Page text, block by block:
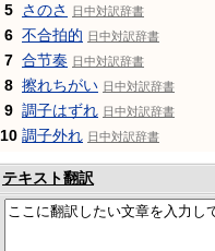
5 さのさ 日中対訳辞書
6 不合拍的 日中対訳辞書
7 合节奏 日中対訳辞書
8 擦れちがい 日中対訳辞書
9 調子はずれ 日中対訳辞書
10 調子外れ 日中対訳辞書
テキスト翻訳